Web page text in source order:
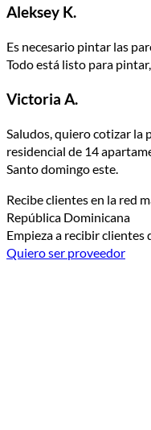
Aleksey K.
Es necesario pintar las
Todo está listo para
Victoria A.
Saludos, quiero cotizar la
residencial de 14
Santo domingo este.
Recibe clientes en la red
República Dominicana
Empieza a recibir clientes
Quiero ser proveedor